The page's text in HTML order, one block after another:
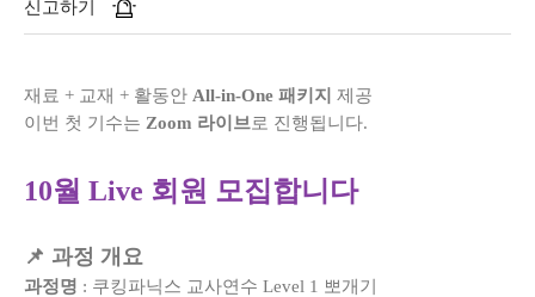
신고하기
재료 + 교재 + 활동안 All-in-One 패키지 제공
이번 첫 기수는 Zoom 라이브로 진행됩니다.
10월 Live 회원 모집합니다
📌 과정 개요
과정명 : 쿠킹파닉스 교사연수 Level 1 뽀개기